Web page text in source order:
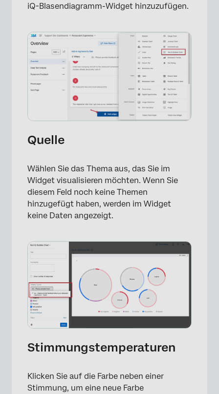
×
iQ-Blasendiagramm-Widget hinzuzufügen.
Quelle
Wählen Sie das Thema aus, das Sie im
Widget visualisieren möchten. Wenn Sie
diesem Feld noch keine Themen
hinzugefügt haben, werden im Widget
keine Daten angezeigt.
Stimmungstemperaturen
Klicken Sie auf die Farbe neben einer
Stimmung, um eine neue Farbe